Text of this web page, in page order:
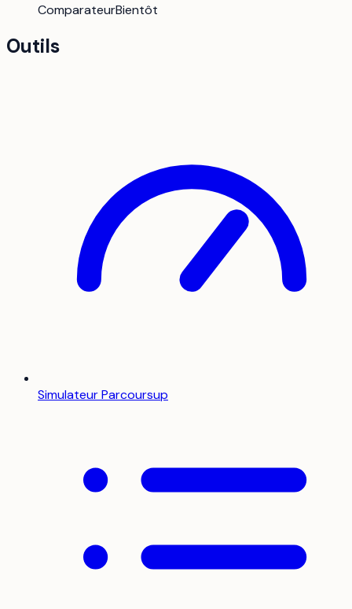
ComparateurBientôt
Outils
Simulateur Parcoursup